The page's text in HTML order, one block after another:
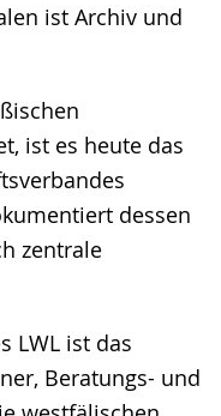
ist Archiv und
ist es heute das
dessen
zentrale
LWL ist das
Beratungs- und